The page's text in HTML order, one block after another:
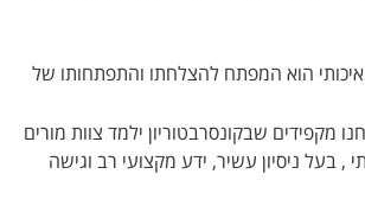
הוא המפתח להצלחתו והתפתחותו של
מקפידים שבקונסרבטוריון ילמד צוות מורים
, בעל ניסיון עשיר, ידע מקצועי רב וגישה